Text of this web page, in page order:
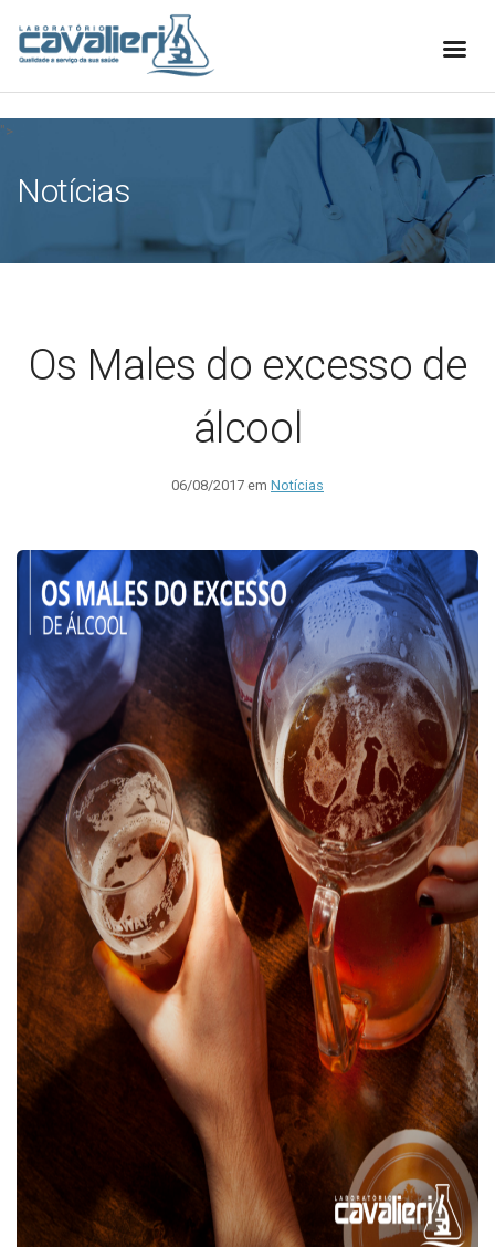
[elfsight_whatsapp_chat id="1"]
">
Notícias
Os Males do excesso de
álcool
06/08/2017 em Notícias